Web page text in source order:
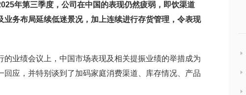
年第三季度，公司在中国的表现仍然疲弱，即饮渠道
业务布局延续低迷景况，加上连续进行存货管理，令表现
业绩会议上，中国市场表现及相关提振业绩的举措成为
应，并特别谈到了加码家庭消费渠道、库存情况、产品